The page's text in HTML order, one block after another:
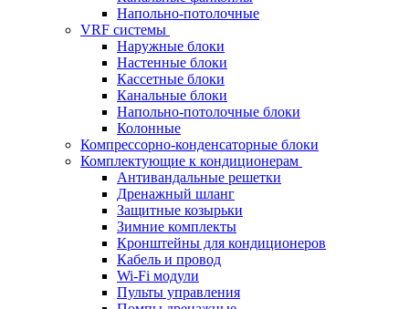
Напольно-потолочные
VRF системы
Наружные блоки
Настенные блоки
Кассетные блоки
Канальные блоки
Напольно-потолочные блоки
Колонные
Компрессорно-конденсаторные блоки
Комплектующие к кондиционерам
Антивандальные решетки
Дренажный шланг
Защитные козырьки
Зимние комплекты
Кронштейны для кондиционеров
Кабель и провод
Wi-Fi модули
Пульты управления